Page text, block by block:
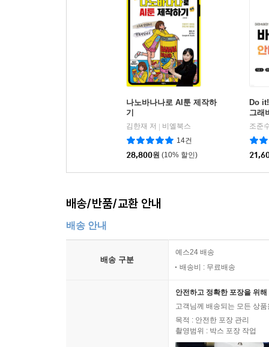
미국 법인 형태, C-Corporation이란?
스트라이프 아틀라스란?
미국 법인 운영 비용 상세 분석
세금 및 법률 준수 비용
등록 대행 서비스 비용
가상 오피스 및 전화번호 비용
은행 계좌 개설 및 유지 비용
Chapter 15 성공적인 엑시트 전략
엑시트 전략의 본질
현금 흐름 유지 성공 사례
회사 전체 매각 성공 사례
인력 중심의 매각(Acqui-hire 전략)
나노바나나로 AI툰 제작하
기
김한재 저
비엘북스
14건
28,800원 (10% 할인)
Do
그래
조준
배송/반품/교환 안내
배송 안내
배송 구분
예스24 배송
배송비 : 무료배송
안전하고 정확한 포장을 위
고객님께 배송되는 모든 상
목적 : 안전한 포장 관리
촬영범위 : 박스 포장 작업